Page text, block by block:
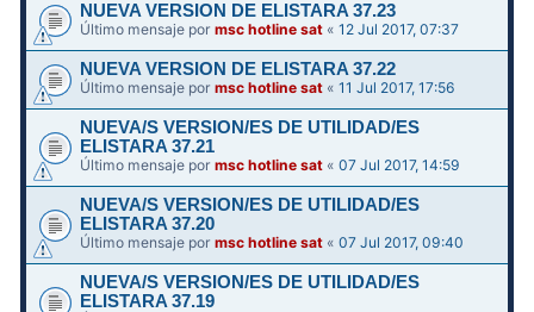
NUEVA VERSION DE ELISTARA 37.23
Último mensaje pormsc hotline sat «12 Jul 2017, 07:37
NUEVA VERSION DE ELISTARA 37.22
Último mensaje pormsc hotline sat «11 Jul 2017, 17:56
NUEVA/S VERSION/ES DE UTILIDAD/ES
ELISTARA 37.21
Último mensaje pormsc hotline sat «07 Jul 2017, 14:59
NUEVA/S VERSION/ES DE UTILIDAD/ES
ELISTARA 37.20
Último mensaje pormsc hotline sat «07 Jul 2017, 09:40
NUEVA/S VERSION/ES DE UTILIDAD/ES
ELISTARA 37.19